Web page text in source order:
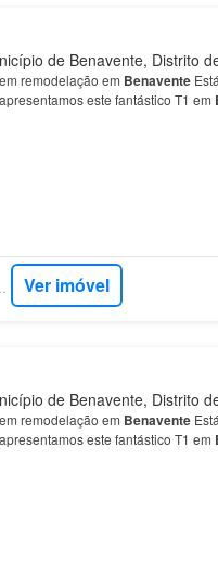
de Benavente, Distrito
remodelação em Benavente
este fantástico T1 em
com excelente luminosidade Sala
ART M&J Ver imóvel
de Benavente, Distrito
remodelação em Benavente
este fantástico T1 em
com excelente luminosidade Sala